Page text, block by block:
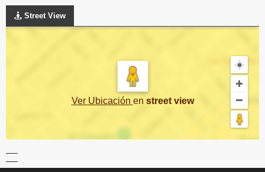
Street View
Ver Ubicación en street view